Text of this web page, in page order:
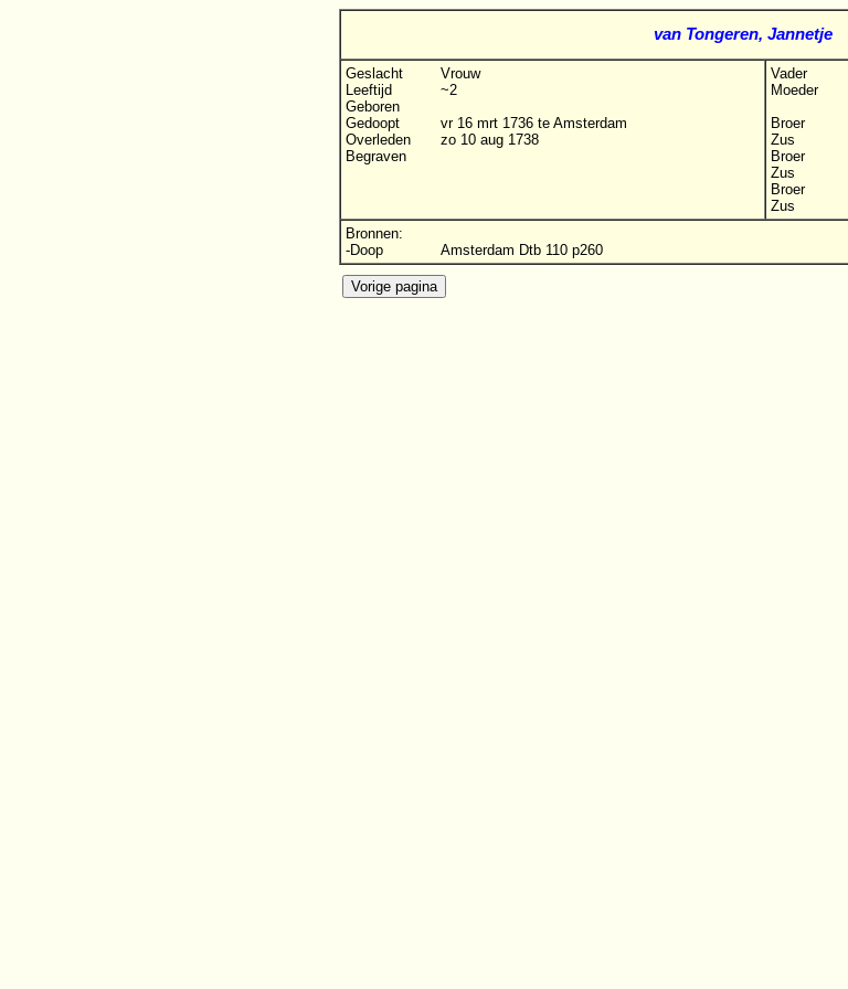
van Tongeren, Jannetje
Geslacht
Vrouw
Leeftijd
~2
Geboren
Gedoopt
vr 16 mrt 1736 te Amsterdam
Overleden
zo 10 aug 1738
Begraven
Vader
Moeder
Broer
Zus
Broer
Zus
Broer
Zus
Bronnen:
-Doop
Amsterdam Dtb 110 p260